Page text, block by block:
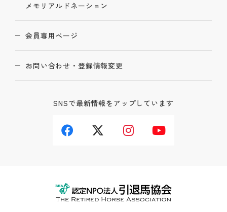
メモリアルドネーション
会員専用ページ
お問い合わせ・登録情報変更
SNSで最新情報をアップしています